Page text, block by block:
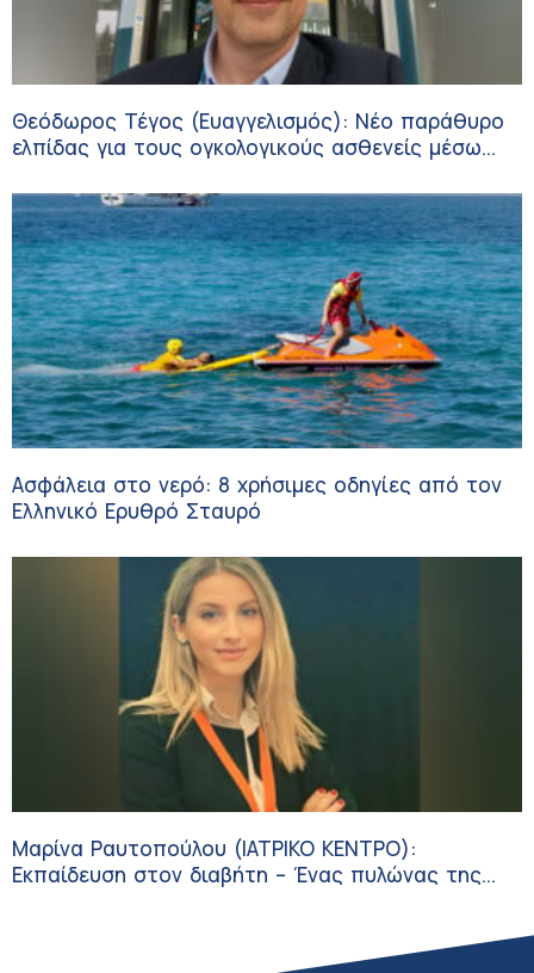
Θεόδωρος Τέγος (Ευαγγελισμός): Νέο παράθυρο
ελπίδας για τους ογκολογικούς ασθενείς μέσω
Ασφάλεια στο νερό: 8 χρήσιμες οδηγίες από τον
Ελληνικό Ερυθρό Σταυρό
Μαρίνα Ραυτοπούλου (ΙΑΤΡΙΚΟ ΚΕΝΤΡΟ):
Εκπαίδευση στον διαβήτη – Ένας πυλώνας της